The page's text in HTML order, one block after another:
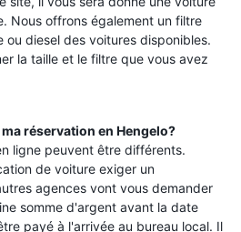
Nous offrons également un filtre
ou diesel des voitures disponibles.
la taille et le filtre que vous avez
réservation en Hengelo?
ligne peuvent être différents.
de voiture exiger un
agences vont vous demander
somme d'argent avant la date
payé à l'arrivée au bureau local. Il